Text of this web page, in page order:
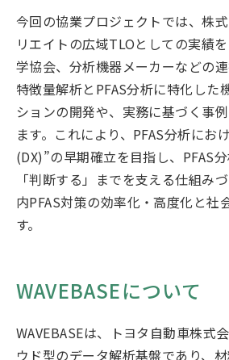
今回の協業プロジェクトでは、株
リエイトの広域TLOとしての実績を
学協会、分析機器メーカーなどの連
特徴量解析とPFAS分析に特化した
ションの開発や、実務に基づく事
ます。これにより、PFAS分析にお
(DX)”の早期確立を目指し、PFAS
「判断する」までを支える仕組み
内PFAS対策の効率化・高度化と社
す。
WAVEBASEについて
WAVEBASEは、トヨタ自動車株式
ウド型のデータ解析基盤であり、